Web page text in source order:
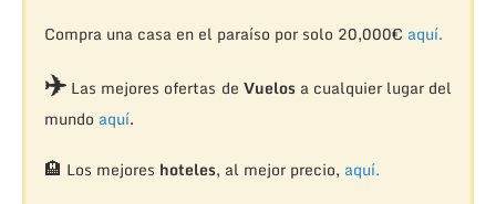
Compra una casa en el paraíso por solo 20,000€ aquí.
✈️Las mejores ofertas de Vuelosa cualquier lugar del
mundo aquí.
🏨 Los mejores hoteles, al mejor precio, aquí.